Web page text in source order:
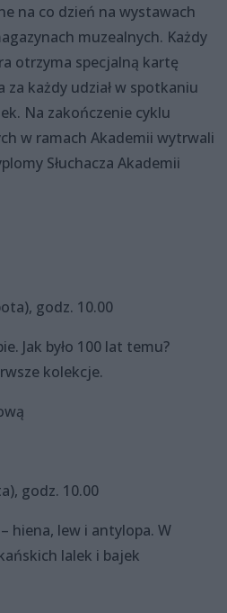
na co dzień na wystawach
muzealnych. Każdy
otrzyma specjalną kartę
za każdy udział w spotkaniu
Na zakończenie cyklu
w ramach Akademii wytrwali
Słuchacza Akademii
godz. 10.00
Jak było 100 lat temu?
kolekcje.
godz. 10.00
hiena, lew i antylopa. W
lalek i bajek